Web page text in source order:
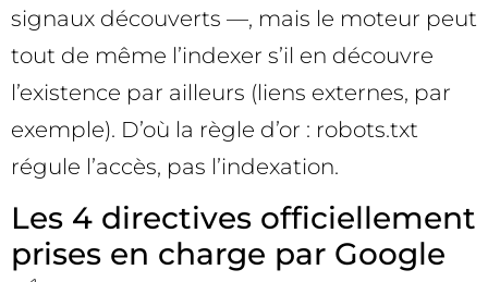
signaux découverts —, mais le moteur peut
tout de même l’indexer s’il en découvre
l’existence par ailleurs (liens externes, par
exemple). D’où la règle d’or : robots.txt
régule l’accès, pas l’indexation.
Les 4 directives officiellement
prises en charge par Google